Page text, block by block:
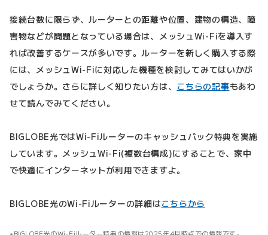
接続台数に限らず、ルーターとの距離や位置、建物の構造、障
害物などが問題となっている場合は、メッシュWi-Fiを導入す
れば改善するケースが多いです。ルーターを新しく購入する際
には、メッシュWi-Fiに対応した機種を検討してみてはいかが
でしょうか。さらに詳しく知りたい方は、 こちらの記事もあわ
せて読んでみてください。
BIGLOBE光ではWi-Fiルーターのキャッシュバック特典を実施
しています。メッシュWi-Fi(複数台構成)にすることで、家中
で快適にインターネットが利用できますよ。
BIGLOBE光のWi-Fiルーターの詳細はこちらから